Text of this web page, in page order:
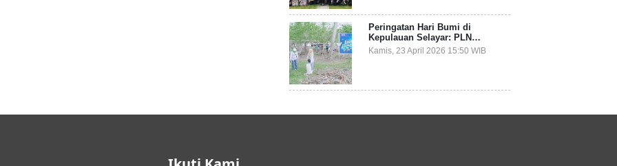
Peringatan Hari Bumi di
Kepulauan Selayar: PLN
Indonesia Power Gandeng
Pemda dan Komunitas, Giatkan
Kamis, 23 April 2026 15:50 WIB